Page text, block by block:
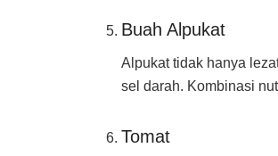
Buah Alpukat
Alpukat tidak hanya
sel darah. Kombinasi
Tomat